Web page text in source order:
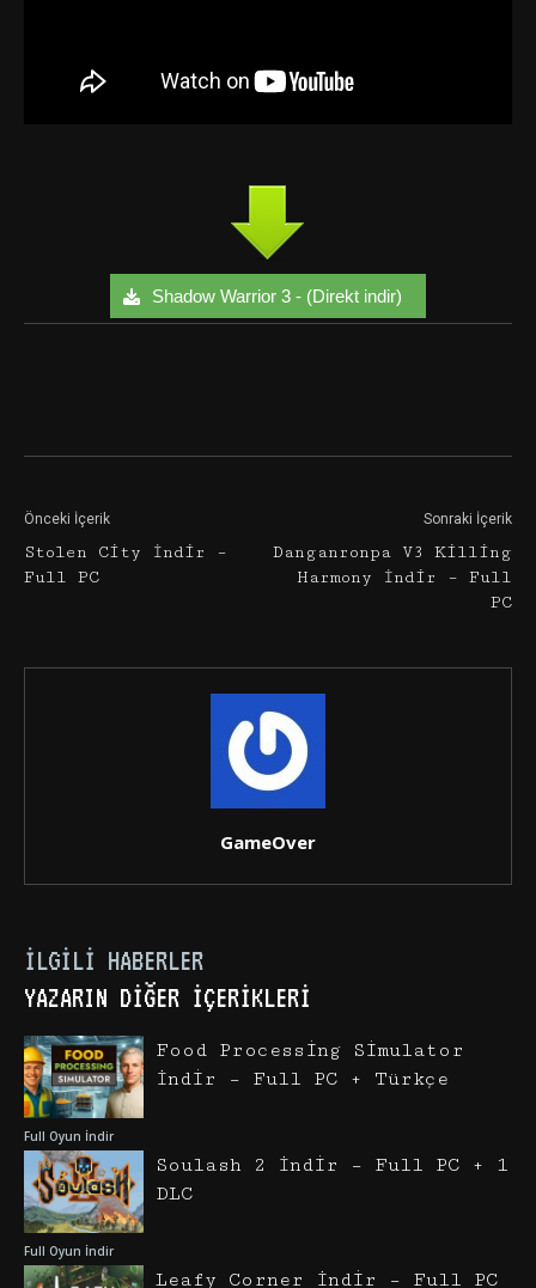
Shadow Warrior 3 - (Direkt indir)
Önceki İçerik
Stolen City İndir –
Full PC
Sonraki İçerik
Danganronpa V3 Killing
Harmony İndir – Full
PC
GameOver
İLGILI HABERLER
YAZARIN DIĞER İÇERIKLERI
Full Oyun İndir
Food Processing Simulator
İndir – Full PC + Türkçe
Full Oyun İndir
Soulash 2 İndir – Full PC + 1
DLC
Leafy Corner İndir – Full PC